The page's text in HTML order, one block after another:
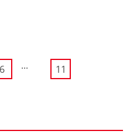
6 ... 11